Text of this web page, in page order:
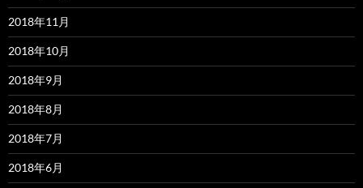
2018年11月
2018年10月
2018年9月
2018年8月
2018年7月
2018年6月